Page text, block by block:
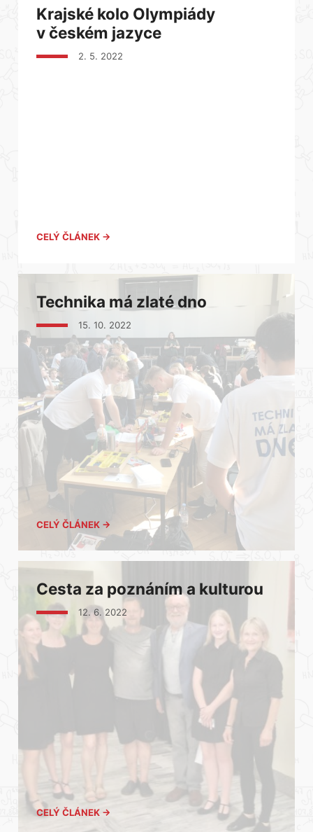
Krajské kolo Olympiády
v českém jazyce
2. 5. 2022
CELÝ ČLÁNEK →
Technika má zlaté dno
15. 10. 2022
CELÝ ČLÁNEK →
Cesta za poznáním a kulturou
12. 6. 2022
CELÝ ČLÁNEK →